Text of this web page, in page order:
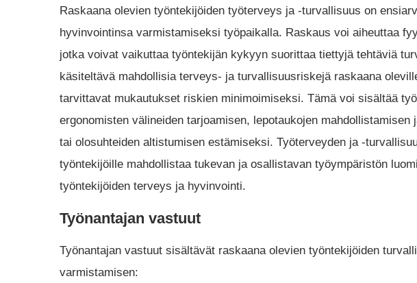
Raskaana olevien työntekijöiden työterveys ja -turvallisuus on
hyvinvointinsa varmistamiseksi työpaikalla. Raskaus voi aiheuttaa
jotka voivat vaikuttaa työntekijän kykyyn suorittaa tiettyjä tehtäviä
käsiteltävä mahdollisia terveys- ja turvallisuusriskejä raskaana
tarvittavat mukautukset riskien minimoimiseksi. Tämä voi sisältää
ergonomisten välineiden tarjoamisen, lepotaukojen mahdollistamisen
tai olosuhteiden altistumisen estämiseksi. Työterveyden ja -
työntekijöille mahdollistaa tukevan ja osallistavan työympäristön
työntekijöiden terveys ja hyvinvointi.
Työnantajan vastuut
Työnantajan vastuut sisältävät raskaana olevien työntekijöiden
varmistamisen: